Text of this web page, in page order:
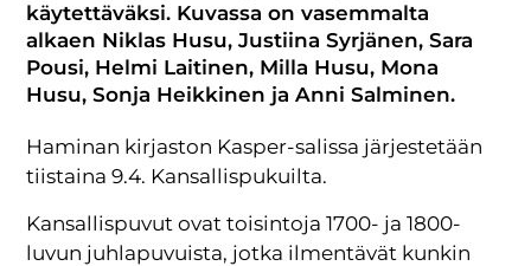
käytettäväksi. Kuvassa on vasemmalta
alkaen Niklas Husu, Justiina Syrjänen, Sara
Pousi, Helmi Laitinen, Milla Husu, Mona
Husu, Sonja Heikkinen ja Anni Salminen.
Haminan kirjaston Kasper-salissa järjestetään
tiistaina 9.4. Kansallispukuilta.
Kansallispuvut ovat toisintoja 1700- ja 1800-
luvun juhlapuvuista, jotka ilmentävät kunkin